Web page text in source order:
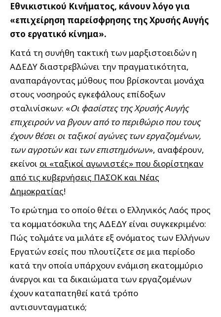
Εθνικιστικού Κινήματος, κάνουν λόγο για
«επιχείρηση παρείσφρησης της Χρυσής Αυγής
στο εργατικό κίνημα».
Κατά τη συνήθη τακτική των μαρξιστοειδών η
ΑΔΕΔΥ διαστρεβλώνει την πραγματικότητα,
αναπαράγοντας μύθους που βρίσκονται μονάχα
στους νοσηρούς εγκεφάλους επίδοξων
σταλινίσκων: «Οι φασίστες της Χρυσής Αυγής
επιχειρούν να βγουν από το περιθώριο που τους
έχουν θέσει οι ταξικοί αγώνες των εργαζομένων,
των αγροτών και των επιστημόνων», αναφέρουν,
εκείνοι οι «ταξικοί αγωνιστές» που διορίστηκαν
από τις κυβερνήσεις ΠΑΣΟΚ και Νέας
Δημοκρατίας!
Το ερώτημα το οποίο θέτει ο Ελληνικός Λαός προς
τα κομματόσκυλα της ΑΔΕΔΥ είναι συγκεκριμένο:
Πώς τολμάτε να μιλάτε εξ ονόματος των Ελλήνων
Εργατών εσείς που πλουτίζετε σε μια περίοδο
κατά την οποία υπάρχουν ενάμιση εκατομμύριο
άνεργοι και τα δικαιώματα των εργαζομένων
έχουν καταπατηθεί κατά τρόπο
αντισυνταγματικό;